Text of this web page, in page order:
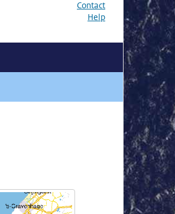
Contact
Help